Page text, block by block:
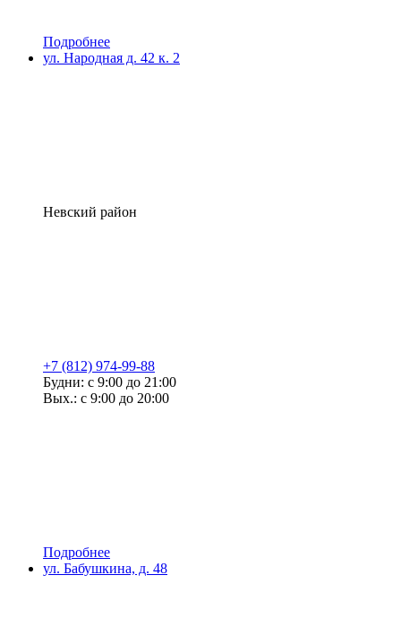
Подробнее
ул. Народная д. 42 к. 2
Невский район
+7 (812) 974-99-88
Будни: с 9:00 до 21:00
Вых.: с 9:00 до 20:00
Подробнее
ул. Бабушкина, д. 48